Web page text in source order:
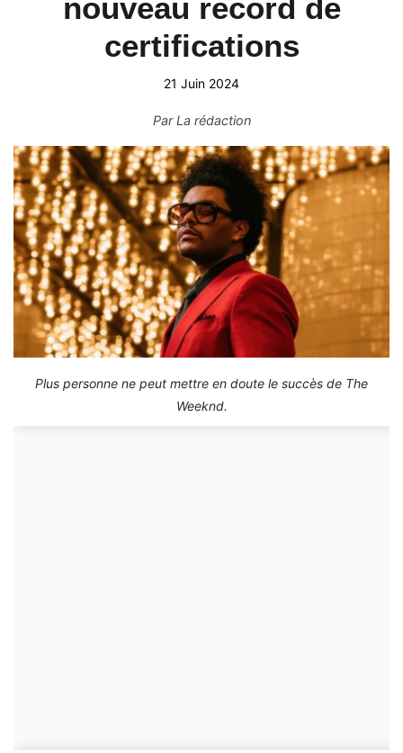
nouveau record de
certifications
21 Juin 2024
ParLa rédaction
Plus personne ne peut mettre en doute le succès de The
Weeknd.